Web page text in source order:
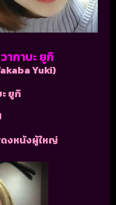
กาบะ ยูกิ
Yuki)
ยูกิ
ดงหนังผู้ใหญ่